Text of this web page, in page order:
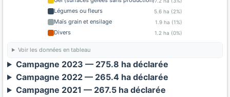
Légumes ou fleurs 5.6 ha (2%)
Maïs grain et ensilage 1.9 ha (1%)
Divers 1.2 ha (0%)
Voir les données en tableau
Campagne 2023 — 275.8 ha déclarée
Campagne 2022 — 265.4 ha déclarée
Campagne 2021 — 267.5 ha déclarée